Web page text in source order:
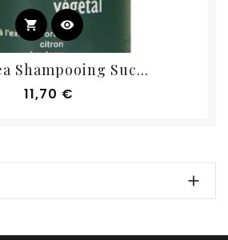
shopping_cart visibility
Shampooing Suc...
11,70 €
